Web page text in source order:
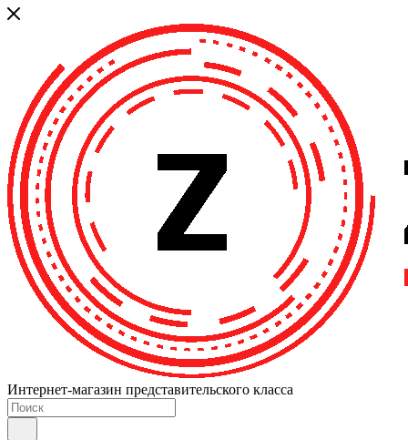
Интернет-магазин представительского класса